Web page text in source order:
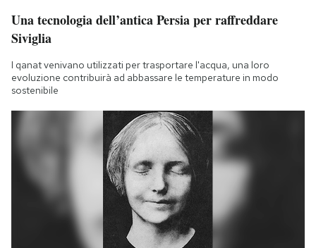
Una tecnologia dell’antica Persia per raffreddare
Siviglia
I qanat venivano utilizzati per trasportare l'acqua, una loro
evoluzione contribuirà ad abbassare le temperature in modo
sostenibile